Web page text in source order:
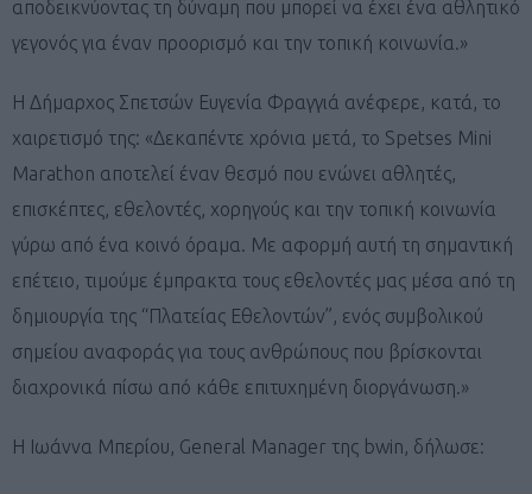
αποδεικνύοντας τη δύναμη που μπορεί να έχει ένα αθλητικό
γεγονός για έναν προορισμό και την τοπική κοινωνία.»
H Δήμαρχος Σπετσών Ευγενία Φραγγιά ανέφερε, κατά, το
χαιρετισμό της: «Δεκαπέντε χρόνια μετά, το Spetses Mini
Marathon αποτελεί έναν θεσμό που ενώνει αθλητές,
επισκέπτες, εθελοντές, χορηγούς και την τοπική κοινωνία
γύρω από ένα κοινό όραμα. Με αφορμή αυτή τη σημαντική
επέτειο, τιμούμε έμπρακτα τους εθελοντές μας μέσα από τη
δημιουργία της “Πλατείας Εθελοντών”, ενός συμβολικού
σημείου αναφοράς για τους ανθρώπους που βρίσκονται
διαχρονικά πίσω από κάθε επιτυχημένη διοργάνωση.»
Η Ιωάννα Μπερίου, General Manager της bwin, δήλωσε: